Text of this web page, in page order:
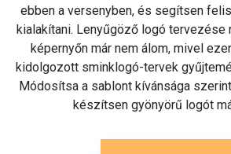
ebben a versenyben, és segítsen
kialakítani. Lenyűgöző logó tervezése
képernyőn már nem álom, mivel
kidolgozott sminklogó-tervek
Módosítsa a sablont kívánsága
készítsen gyönyörű logót